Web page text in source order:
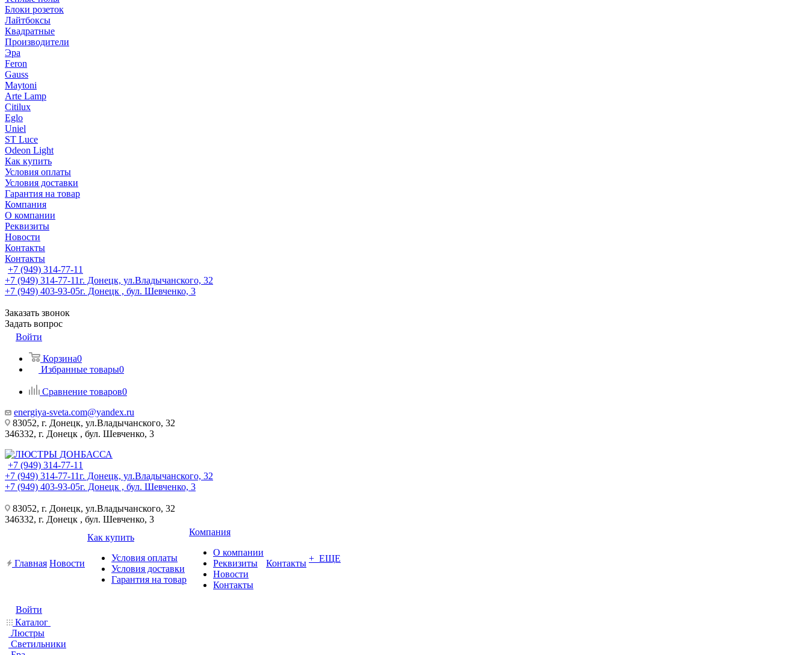
Блоки розеток
Лайтбоксы
Квадратные
Производители
Эра
Feron
Gauss
Maytoni
Arte Lamp
Citilux
Eglo
Uniel
ST Luce
Odeon Light
Как купить
Условия оплаты
Условия доставки
Гарантия на товар
Компания
О компании
Реквизиты
Новости
Контакты
Контакты
+7 (949) 314-77-11
+7 (949) 314-77-11г. Донецк, ул.Владычанского, 32
+7 (949) 403-93-05г. Донецк , бул. Шевченко, 3
Заказать звонок
Задать вопрос
Войти
Корзина0
Избранные товары0
Сравнение товаров0
energiya-sveta.com@yandex.ru
83052, г. Донецк, ул.Владычанского, 32
346332, г. Донецк , бул. Шевченко, 3
+7 (949) 314-77-11
+7 (949) 314-77-11г. Донецк, ул.Владычанского, 32
+7 (949) 403-93-05г. Донецк , бул. Шевченко, 3
83052, г. Донецк, ул.Владычанского, 32
346332, г. Донецк , бул. Шевченко, 3
Главная Новости
Как купить
Условия оплаты
Условия доставки
Гарантия на товар
Компания
О компании
Реквизиты
Новости
Контакты
Контакты + ЕЩЕ
Войти
Каталог
Люстры
Светильники